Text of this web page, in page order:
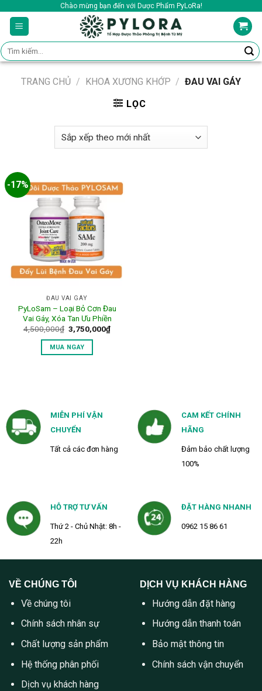
content
Chào mừng bạn đến với Dược Phẩm PyLoRa!
Tìm
kiếm:
TRANG CHỦ / KHOA XƯƠNG KHỚP / ĐAU VAI GÁY
LỌC
-17%
ĐAU VAI GÁY
PyLoSam – Loại Bỏ Cơn Đau
Vai Gáy, Xóa Tan Ưu Phiền
4,500,000₫ Giá
gốc
là:
4,500,000₫.
3,750,000₫Giá
MUA NGAY
MIỄN PHÍ VẬN
CHUYỂN
Tất cả các đơn hàng
CAM KẾT CHÍNH
HÃNG
Đảm bảo chất lượng
100%
HỖ TRỢ TƯ VẤN
Thứ 2 - Chủ Nhật: 8h -
22h
ĐẶT HÀNG NHANH
0962 15 86 61
VỀ CHÚNG TÔI
Về chúng tôi
Chính sách nhân sự
Chất lượng sản phẩm
Hệ thống phân phối
Dịch vụ khách hàng
DỊCH VỤ KHÁCH HÀNG
Hướng dẫn đặt hàng
Hướng dẫn thanh toán
Bảo mật thông tin
Chính sách vận chuyển